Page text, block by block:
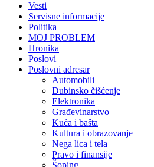
Vesti
Servisne informacije
Politika
MOJ PROBLEM
Hronika
Poslovi
Poslovni adresar
Automobili
Dubinsko čišćenje
Elektronika
Građevinarstvo
Kuća i bašta
Kultura i obrazovanje
Nega lica i tela
Pravo i finansije
Šoping